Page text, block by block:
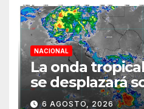
NACIONAL
La onda
se desplazará
sureste
6 AGOSTO, 2026